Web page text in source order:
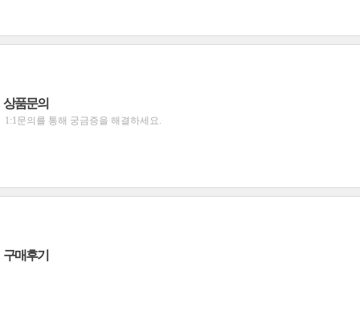
상품문의
1:1문의를 통해 궁금증을 해결하세요.
구매후기